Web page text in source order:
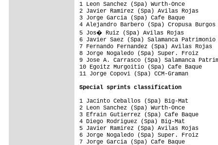
1 Leon Sanchez (Spa) Wurth-Once
2 Javier Ramirez (Spa) Avilas
3 Jorge Garcia (Spa) Cafe Baque
4 Alejandro Barbero (Spa) Cropusa
5 Jos� Ruiz (Spa) Avilas Rojas
6 Javier Saez (Spa) Salamanca
7 Fernando Fernandez (Spa) Avilas
8 Jorge Nogaledo (Spa) Super.
9 Jose A. Carrasco (Spa) Salamanca
10 Egoitz Murgoitio (Spa) Cafe
11 Jorge Copovi (Spa) CCM-Graman
Special sprints classification
1 Jacinto Ceballos (Spa) Big-Mat
2 Leon Sanchez (Spa) Wurth-Once
3 Efrain Gutierrez (Spa) Cafe
4 Diego Rodriguez (Spa) Big-Mat
5 Javier Ramirez (Spa) Avilas
6 Jorge Nogaledo (Spa) Super.
7 Jorge Garcia (Spa) Cafe Baque